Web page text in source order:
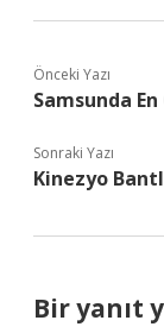
Önceki Yazı
Samsunda
Sonraki Yazı
Kinezyo
Bir yanıt